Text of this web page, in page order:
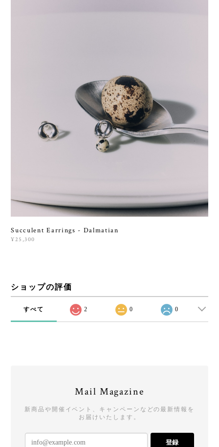
Succulent Earrings - Dalmatian
¥25,300
ショップの評価
すべて 2 0 0
Mail Magazine
新商品や開催イベント、キャンペーンなどの最新情報を
お届けいたします。
登録